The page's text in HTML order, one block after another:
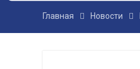
Главная Новости